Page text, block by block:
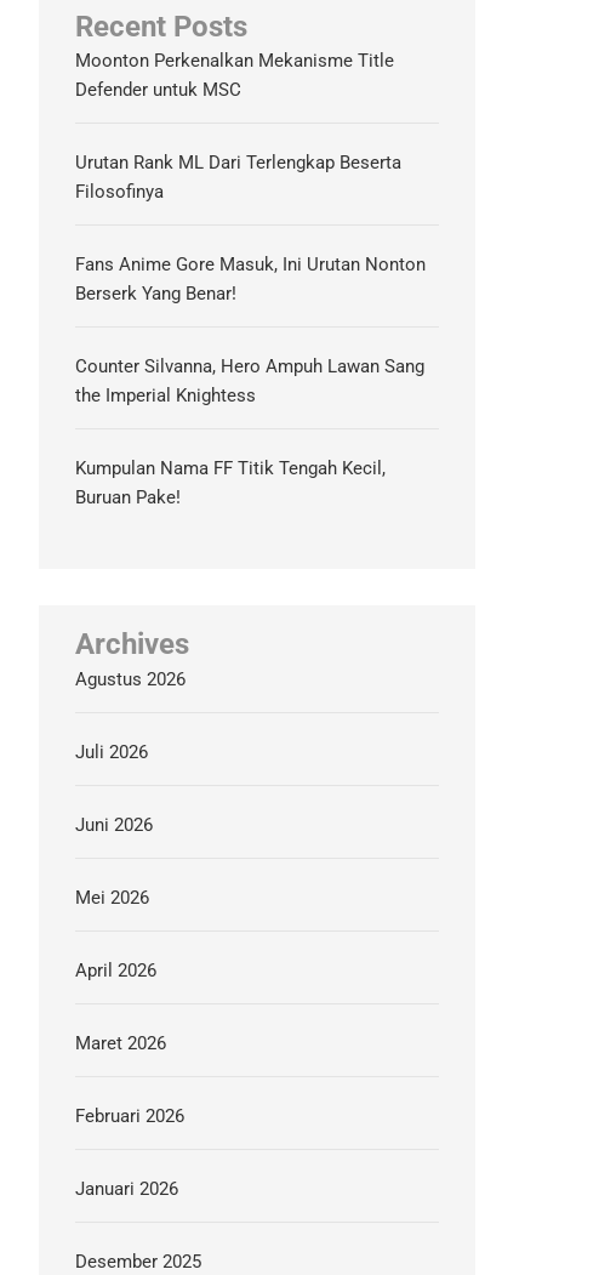
Recent Posts
Moonton Perkenalkan Mekanisme Title
Defender untuk MSC
Urutan Rank ML Dari Terlengkap Beserta
Filosofinya
Fans Anime Gore Masuk, Ini Urutan Nonton
Berserk Yang Benar!
Counter Silvanna, Hero Ampuh Lawan Sang
the Imperial Knightess
Kumpulan Nama FF Titik Tengah Kecil,
Buruan Pake!
Archives
Agustus 2026
Juli 2026
Juni 2026
Mei 2026
April 2026
Maret 2026
Februari 2026
Januari 2026
Desember 2025